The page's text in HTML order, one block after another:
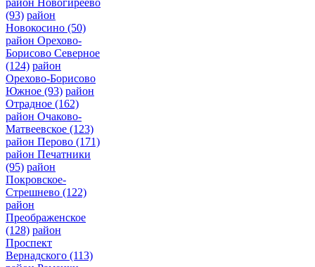
(93) район
Новокосино (50)
район Орехово-
Борисово Северное
(124) район
Орехово-Борисово
Южное (93) район
Отрадное (162)
район Очаково-
Матвеевское (123)
район Перово (171)
район Печатники
(95) район
Покровское-
Стрешнево (122)
район
Преображенское
(128) район
Проспект
Вернадского (113)